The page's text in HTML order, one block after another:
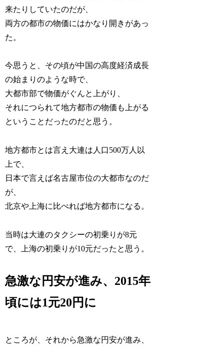
来たりしていたのだが、
両方の都市の物価にはかなり開きがあっ
た。
今思うと、その頃が中国の高度経済成長
の始まりのような時で、
大都市部で物価がぐんと上がり、
それにつられて地方都市の物価も上がる
ということだったのだと思う。
地方都市とは言え大連は人口500万人以
上で、
日本で言えば名古屋市位の大都市なのだ
が、
北京や上海に比べれば地方都市になる。
当時は大連のタクシーの初乗りが8元
で、上海の初乗りが10元だったと思う。
急激な円安が進み、2015年
頃には1元20円に
ところが、それから急激な円安が進み、